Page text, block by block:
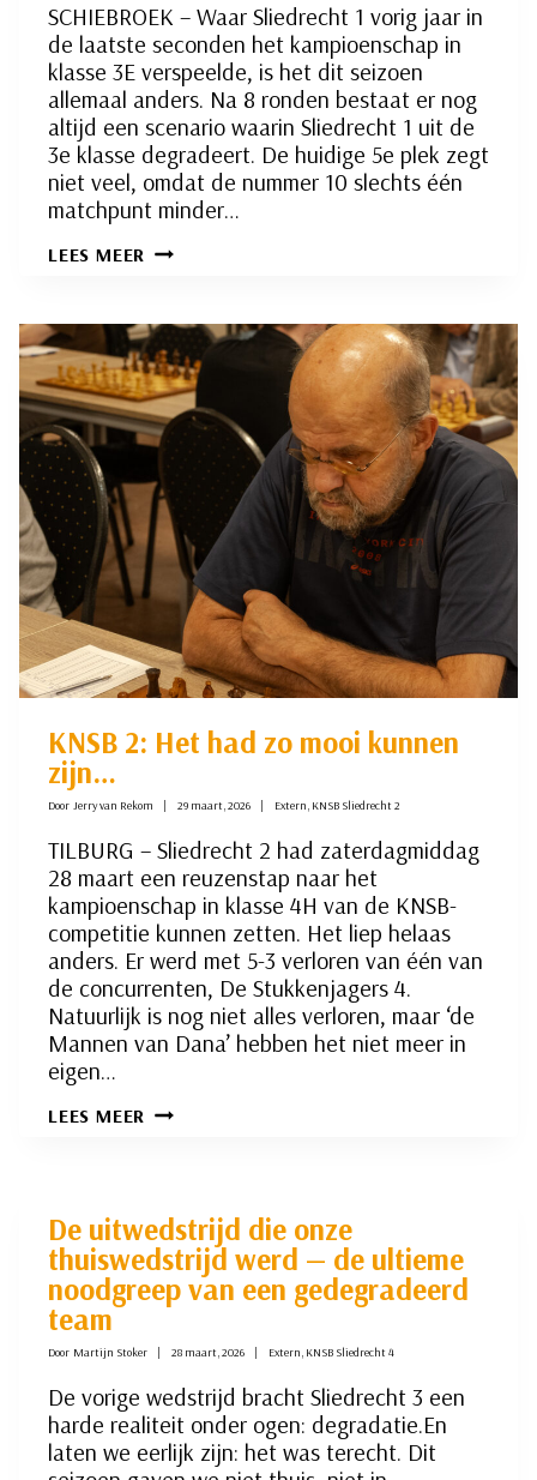
SCHIEBROEK – Waar Sliedrecht 1 vorig jaar in
de laatste seconden het kampioenschap in
klasse 3E verspeelde, is het dit seizoen
allemaal anders. Na 8 ronden bestaat er nog
altijd een scenario waarin Sliedrecht 1 uit de
3e klasse degradeert. De huidige 5e plek zegt
niet veel, omdat de nummer 10 slechts één
matchpunt minder…
LEES MEER SLIEDRECHT
KEER
EN
IS
NOG
NIET
VEILIG
KNSB 2: Het had zo mooi kunnen
zijn…
Door Jerry van Rekom 29 maart, 2026 Extern, KNSB Sliedrecht 2
TILBURG – Sliedrecht 2 had zaterdagmiddag
28 maart een reuzenstap naar het
kampioenschap in klasse 4H van de KNSB-
competitie kunnen zetten. Het liep helaas
anders. Er werd met 5-3 verloren van één van
de concurrenten, De Stukkenjagers 4.
Natuurlijk is nog niet alles verloren, maar ‘de
Mannen van Dana’ hebben het niet meer in
eigen…
LEES MEER KNSB
MOOI
KUNNEN
ZIJN…
De uitwedstrijd die onze
thuiswedstrijd werd — de ultieme
noodgreep van een gedegradeerd
team
Door Martijn Stoker 28 maart, 2026 Extern, KNSB Sliedrecht 4
De vorige wedstrijd bracht Sliedrecht 3 een
harde realiteit onder ogen: degradatie.En
laten we eerlijk zijn: het was terecht. Dit